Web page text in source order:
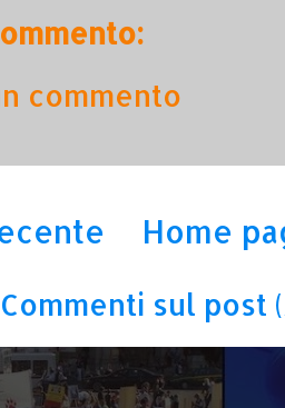
commento
Home
Commenti sul post